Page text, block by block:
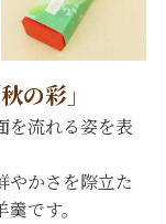
の彩」
を流れる姿を表
やかさを際立た
です。